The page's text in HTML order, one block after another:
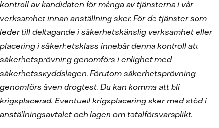
kontroll av kandidaten för många av tjänsterna i vår
verksamhet innan anställning sker. För de tjänster som
leder till deltagande i säkerhetskänslig verksamhet eller
placering i säkerhetsklass innebär denna kontroll att
säkerhetsprövning genomförs i enlighet med
säkerhetsskyddslagen. Förutom säkerhetsprövning
genomförs även drogtest. Du kan komma att bli
krigsplacerad. Eventuell krigsplacering sker med stöd i
anställningsavtalet och lagen om totalförsvarsplikt.